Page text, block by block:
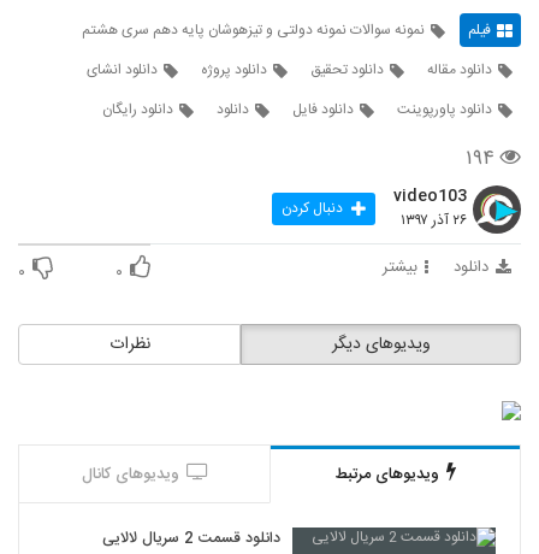
فیلم
نمونه سوالات نمونه دولتی و تیزهوشان پایه دهم سری هشتم
دانلود مقاله
دانلود تحقیق دانلود پروژه
دانلود انشای
دانلود پاورپوینت
دانلود فایل دانلود دانلود رایگان
۱۹۴
video103
۲۶ آذر ۱۳۹۷ دنبال کردن
دانلود بیشتر ۰ ۰
نظرات ویدیوهای دیگر
ویدیوهای مرتبط ویدیوهای کانال
دانلود قسمت 2 سریال لالایی